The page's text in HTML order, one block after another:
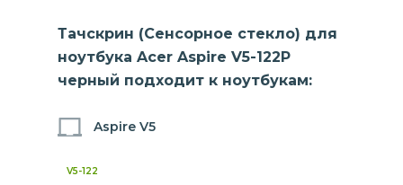
Тачскрин (Сенсорное стекло) для
ноутбука Acer Aspire V5-122P
черный подходит к ноутбукам:
Aspire V5
V5-122